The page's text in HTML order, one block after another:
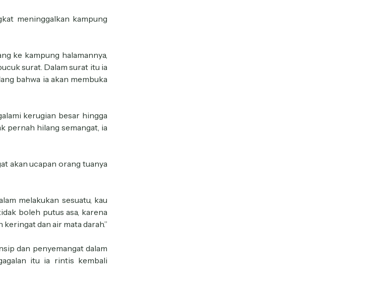
meninggalkan kampung
ke kampung halamannya,
surat. Dalam surat itu ia
bahwa ia akan membuka
kerugian besar hingga
pernah hilang semangat, ia
akan ucapan orang tuanya
melakukan sesuatu, kau
boleh putus asa, karena
dan air mata darah.”
dan penyemangat dalam
itu ia rintis kembali